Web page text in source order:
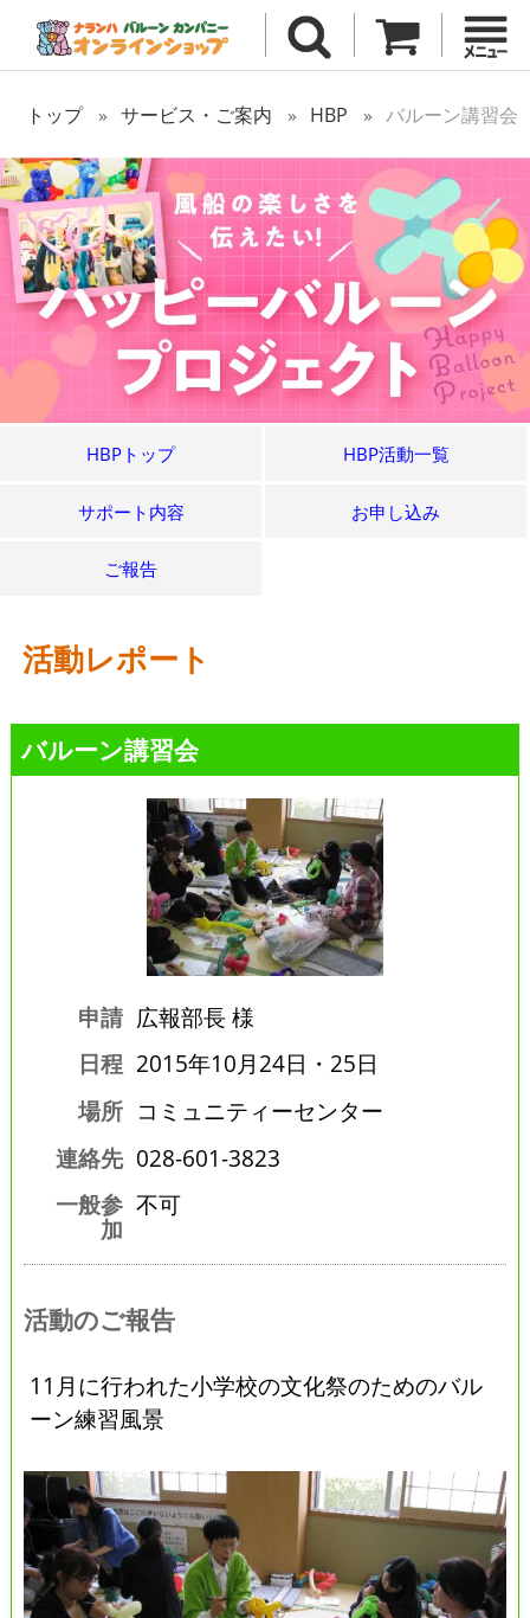
トップ サービス・ご案内 HBP バルーン講習会
HBPトップ HBP活動一覧
サポート内容 お申し込み
ご報告
活動レポート
バルーン講習会
申請 広報部長 様
日程 2015年10月24日・25日
場所 コミュニティーセンター
連絡先 028-601-3823
一般参
加
不可
活動のご報告
11月に行われた小学校の文化祭のためのバル
ーン練習風景